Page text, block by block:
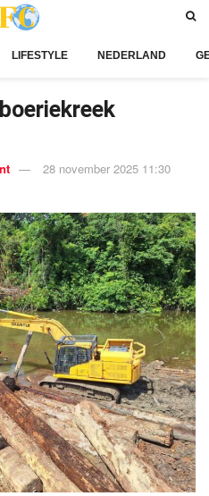
LIFESTYLE NEDERLAND
28 november 2025 11:30